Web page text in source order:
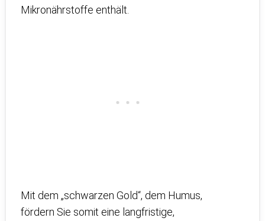
Mikronährstoffe enthält.
Mit dem „schwarzen Gold“, dem Humus,
fördern Sie somit eine langfristige,